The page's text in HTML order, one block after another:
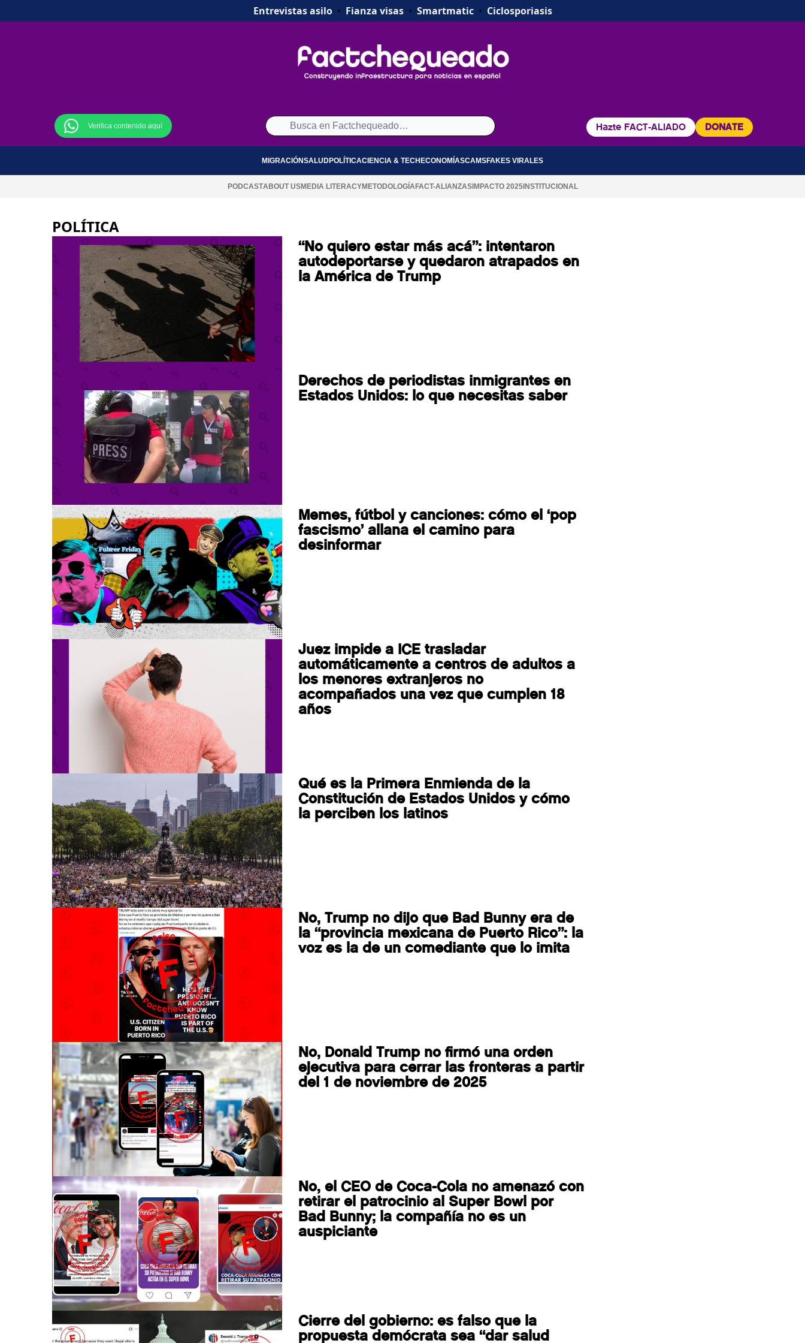
Entrevistas asilo• Fianza visas• Smartmatic• Ciclosporiasis
Verifica contenido aquí Hazte FACT-ALIADO DONATE
MIGRACIÓNSALUDPOLÍTICACIENCIA & TECH ECONOMÍASCAMSFAKES VIRALES
PODCASTABOUT USMEDIA LITERACYMETODOLOGÍA FACT-ALIANZASIMPACTO 2025INSTITUCIONAL
POLÍTICA
“No quiero estar más acá”: intentaron
autodeportarse y quedaron atrapados en
la América de Trump
Derechos de periodistas inmigrantes en
Estados Unidos: lo que necesitas saber
Memes, fútbol y canciones: cómo el ‘pop
fascismo’ allana el camino para
desinformar
Juez impide a ICE trasladar
automáticamente a centros de adultos a
los menores extranjeros no
acompañados una vez que cumplen 18
años
Qué es la Primera Enmienda de la
Constitución de Estados Unidos y cómo
la perciben los latinos
No, Trump no dijo que Bad Bunny era de
la “provincia mexicana de Puerto Rico”: la
voz es la de un comediante que lo imita
No, Donald Trump no firmó una orden
ejecutiva para cerrar las fronteras a partir
del 1 de noviembre de 2025
No, el CEO de Coca-Cola no amenazó con
retirar el patrocinio al Super Bowl por
Bad Bunny; la compañía no es un
auspiciante
Cierre del gobierno: es falso que la
propuesta demócrata sea “dar salud